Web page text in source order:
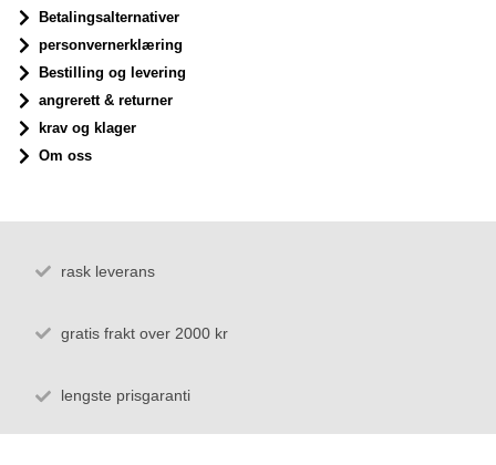
Betalingsalternativer
personvernerklæring
Bestilling og levering
angrerett & returner
krav og klager
Om oss
rask leverans
gratis frakt over 2000 kr
lengste prisgaranti